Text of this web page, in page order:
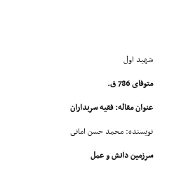
شهید اول
متوفاى 786 ق.
عنوان مقاله: فقیه سربداران
نویسنده: محمد حسن امانى
سرزمین دانش و عمل